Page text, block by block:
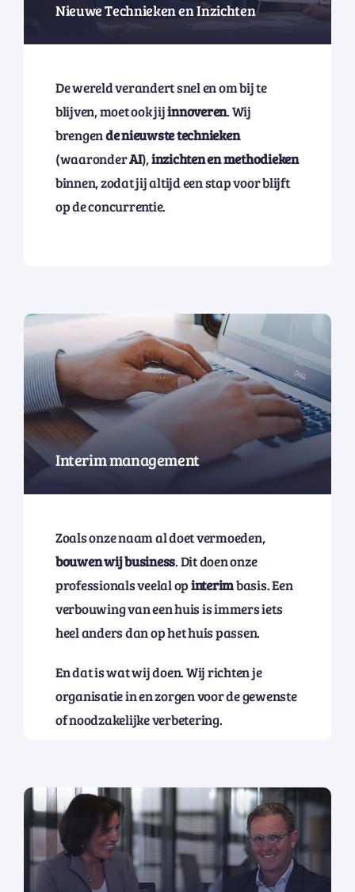
Nieuwe Technieken en Inzichten
De wereld verandert snel en om bij te
blijven, moet ook jijinnoveren. Wij
brengende nieuwstetechnieken
(waaronderAI),inzichten en methodieken
binnen, zodat jij altijd een stap voor blijft
op de concurrentie.
Interim management
Zoals onze naam al doet vermoeden,
bouwen wij business. Dit doen onze
professionals veelal opinterimbasis. Een
verbouwing van een huis is immers iets
heel anders dan op het huis passen.
En dat is wat wij doen. Wij richten je
organisatie in en zorgen voor de gewenste
of noodzakelijke verbetering.